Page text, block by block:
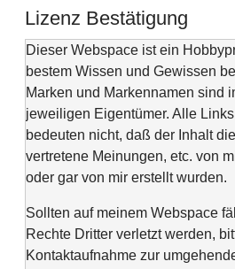
Lizenz Bestätigung
Dieser Webspace ist ein
bestem Wissen und Gewissen
Marken und Markennamen sind
jeweiligen Eigentümer. Alle
bedeuten nicht, daß der Inhalt
vertretene Meinungen, etc. von
oder gar von mir erstellt wurden.
Sollten auf meinem Webspace
Rechte Dritter verletzt werden,
Kontaktaufnahme zur